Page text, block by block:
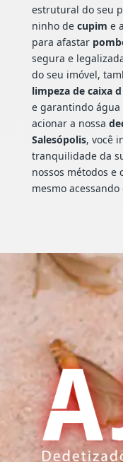
estrutural do seu
ninho de cupim e
para afastar
segura e
do seu imóvel,
limpeza de caixa
e garantindo água
acionar a nossa
Salesópolis, você
tranquilidade da
nossos métodos e
mesmo acessando